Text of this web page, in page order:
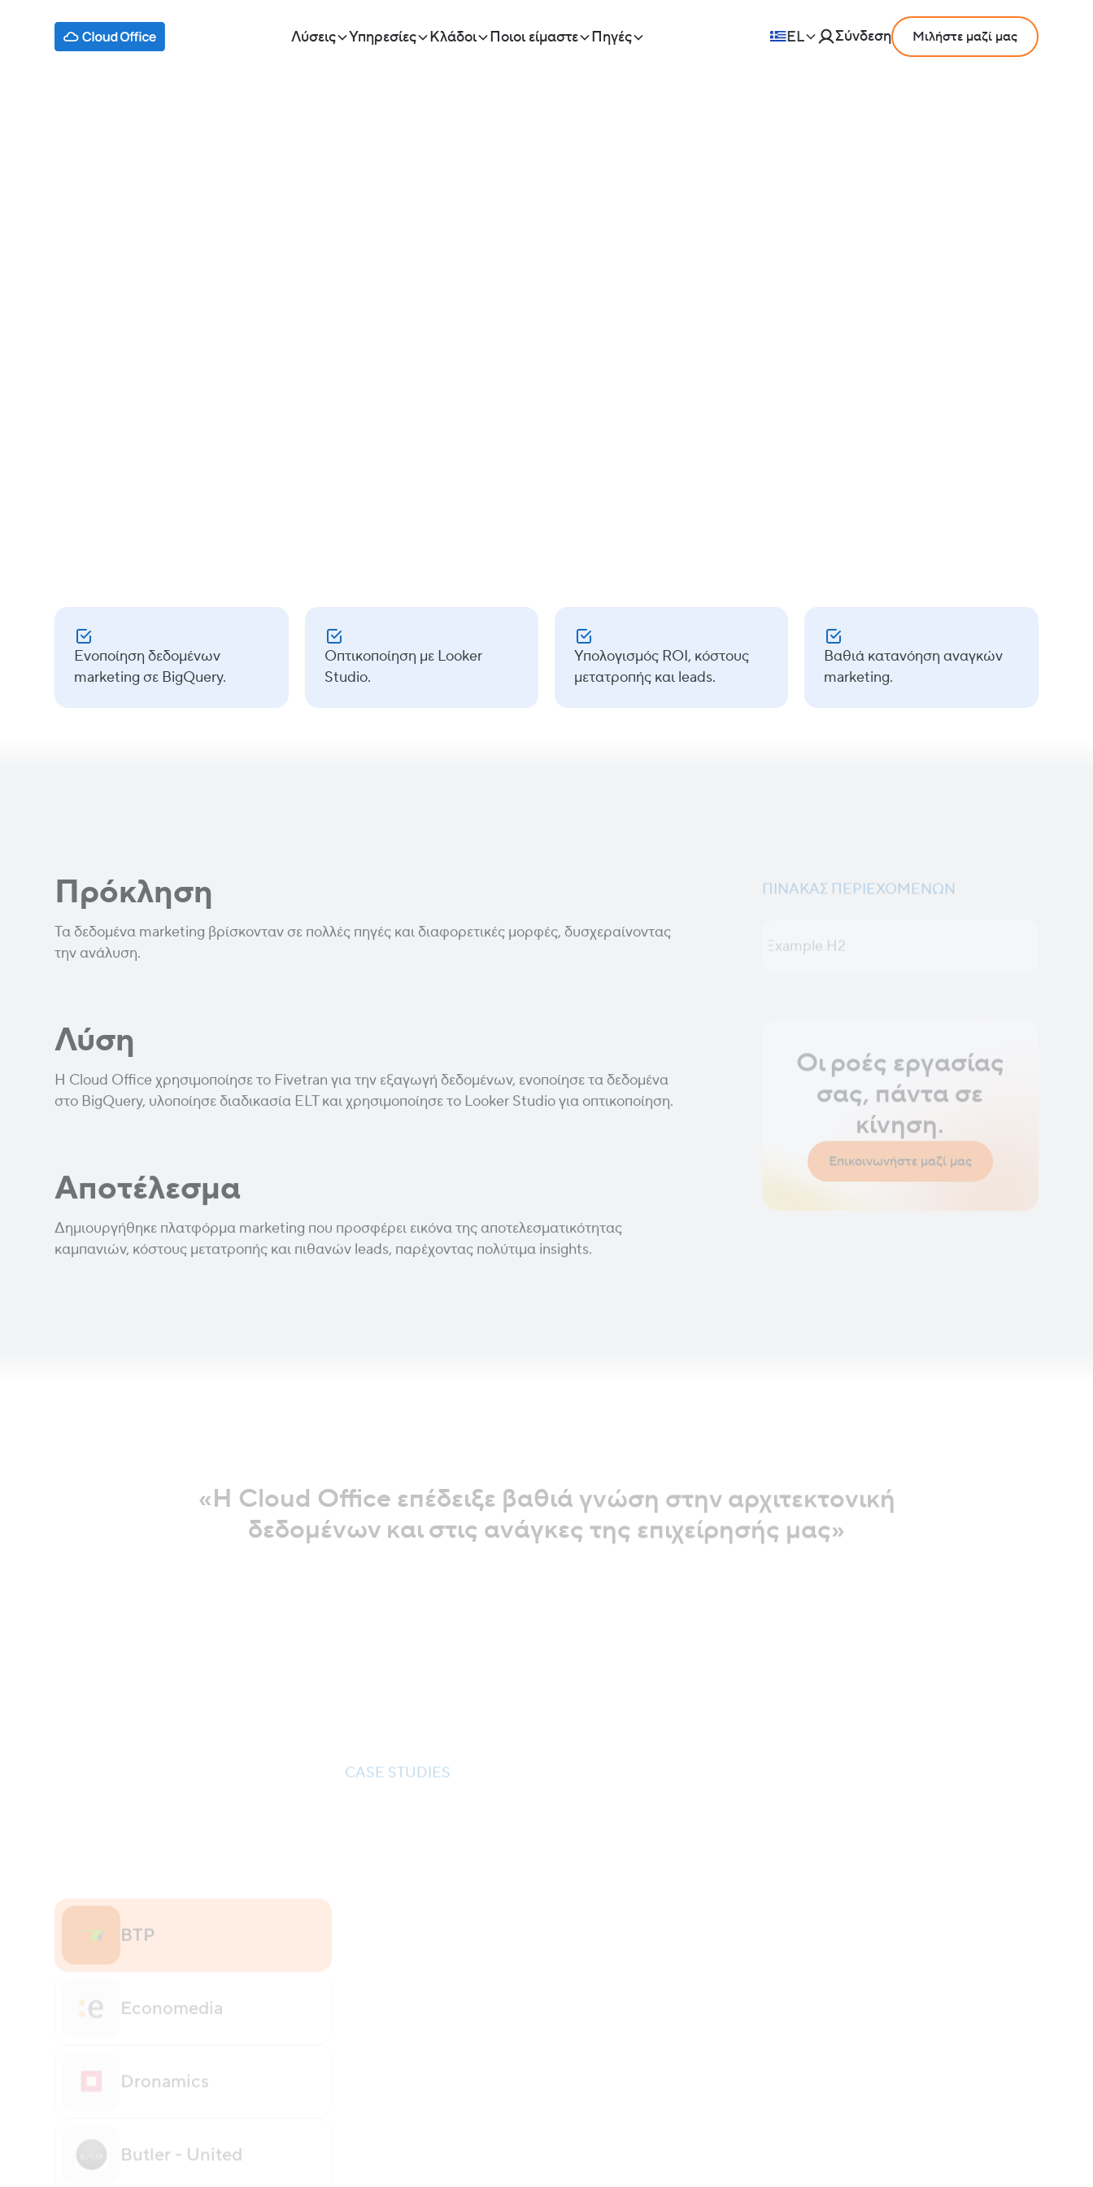
Λύσεις Υπηρεσίες Κλάδοι Ποιοι είμαστε Πηγές EL Σύνδεση Μιλήστε μαζί μας
Ενοποίηση δεδομένων
marketing σε BigQuery.
Οπτικοποίηση με Looker
Studio.
Υπολογισμός ROI, κόστους
μετατροπής και leads.
Βαθιά κατανόηση αναγκών
marketing.
Πρόκληση
Τα δεδομένα marketing βρίσκονταν σε πολλές πηγές και διαφορετικές μορφές, δυσχεραίνοντας
την ανάλυση.
Λύση
Η Cloud Office χρησιμοποίησε το Fivetran για την εξαγωγή δεδομένων, ενοποίησε τα δεδομένα
στο BigQuery, υλοποίησε διαδικασία ELT και χρησιμοποίησε το Looker Studio για οπτικοποίηση.
Αποτέλεσμα
Δημιουργήθηκε πλατφόρμα marketing που προσφέρει εικόνα της αποτελεσματικότητας
καμπανιών, κόστους μετατροπής και πιθανών leads, παρέχοντας πολύτιμα insights.
Οι ροές εργασίας
σας, πάντα σε
κίνηση.
«Η Cloud Office επέδειξε βαθιά γνώση στην αρχιτεκτονική
δεδομένων και στις ανάγκες της επιχείρησής μας»
Τί λένε για εμάς
BTP
Economedia
Dronamics
Butler - United